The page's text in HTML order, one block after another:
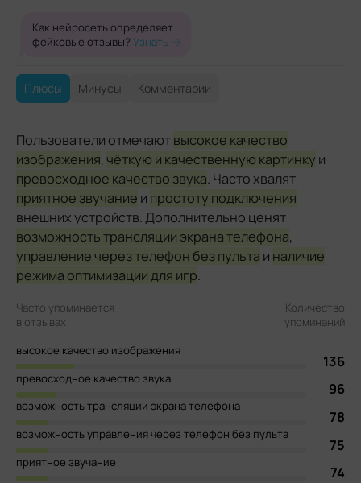
Как нейросеть определяет
фейковые отзывы? Узнать
Плюсы Минусы Комментарии
Пользователи отмечаютвысокое качество
изображения, чёткую и качественную картинку и
превосходное качество звука. Часто хвалят
приятное звучание и простоту подключения
внешних устройств. Дополнительно ценят
возможность трансляции экрана телефона,
управление через телефон без пульта и наличие
режима оптимизации для игр.
Часто упоминается
в отзывах
Количество
упоминаний
высокое качество изображения
136
превосходное качество звука
96
возможность трансляции экрана телефона
78
возможность управления через телефон без пульта
75
приятное звучание
74